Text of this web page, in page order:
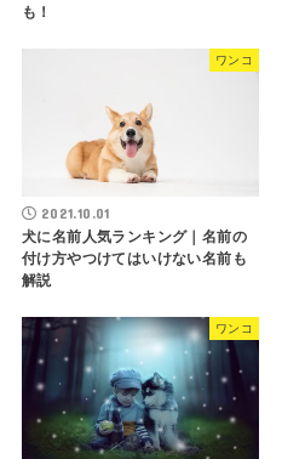
も！
ワンコ
2021.10.01
犬に名前人気ランキング｜名前の
付け方やつけてはいけない名前も
解説
ワンコ